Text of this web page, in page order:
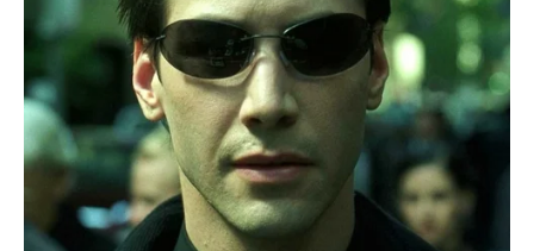
7. Якщо ніяк не виходить домогтися бажаного, то не
варто грішити, ганити Бога і втрачати віру – Господь
обов’язково винагородить прохача за терпіння і
смирення.